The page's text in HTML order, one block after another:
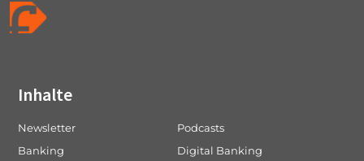
Inhalte
Newsletter
Podcasts
Banking
Digital Banking